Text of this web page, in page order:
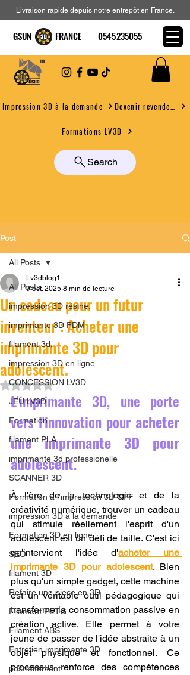
Impression 3D à la demande
Formations LV3D
Search
Livraison rapide depuis notre entrepôt en France.
GSUN FRANCE 0545235055
Post
All Posts
impression 3D résine.
imprimante 3D FDM
filament 3d,
impression 3D en ligne
CONCESSION LV3D
JEU LV3D
Formation
filament PLA
imprimante 3d professionelle
SCANNER 3D
Formation à l'impression 3D CPF
impression 3D à la demande
Formation 3D en ligne.
SEO
filament 3D
Refaire une piece en 3D
Filament PETG
Filament ABS
Entretien imprimante 3D
postraitement
All Posts
Un cadeau pour un futur
inventeur : Acheter une
imprimante 3D pour
adolescent.
Lv3dblog1
9 oct. 2025 8 min de lecture
Noté NaN étoiles sur 5.
L'imprimante 3D, une porte
vers l'innovation pour acheter
une imprimante 3D pour
adolescent.
À l'ère de la technologie et de la
créativité numérique, trouver un cadeau
qui stimule réellement l'esprit d'un
adolescent est un défi de taille. C'est ici
qu'intervient l'idée d'acheter une
imprimante 3D pour adolescent. Bien
plus qu'un simple gadget, cette machine
est un véritable outil pédagogique qui
transforme la consommation passive en
création active. Elle permet à votre
jeune de passer de l'idée abstraite à un
objet physique et fonctionnel. Ce
processus renforce des compétences